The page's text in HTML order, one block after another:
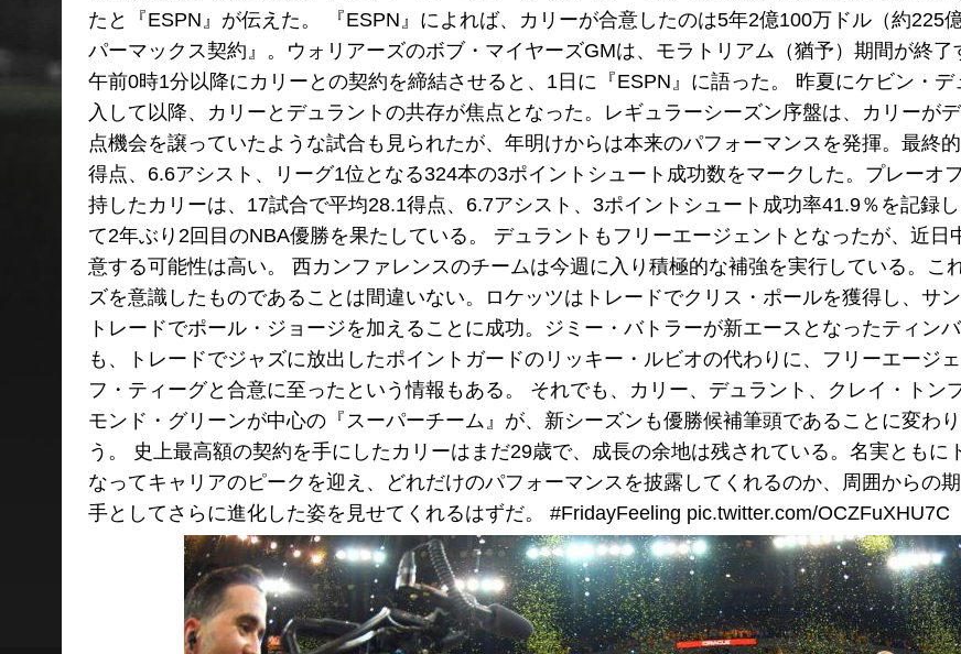
たと『ESPN』が伝えた。 『ESPN』によれば、カリーが合意したのは5年2億100万ドル（約225
パーマックス契約』。ウォリアーズのボブ・マイヤーズGMは、モラトリアム（猶予）期間が終了
午前0時1分以降にカリーとの契約を締結させると、1日に『ESPN』に語った。 昨夏にケビン・デ
入して以降、カリーとデュラントの共存が焦点となった。レギュラーシーズン序盤は、カリーが
点機会を譲っていたような試合も見られたが、年明けからは本来のパフォーマンスを発揮。最終
得点、6.6アシスト、リーグ1位となる324本の3ポイントシュート成功数をマークした。プレーオ
持したカリーは、17試合で平均28.1得点、6.7アシスト、3ポイントシュート成功率41.9％を記録
て2年ぶり2回目のNBA優勝を果たしている。 デュラントもフリーエージェントとなったが、近日
意する可能性は高い。 西カンファレンスのチームは今週に入り積極的な補強を実行している。こ
ズを意識したものであることは間違いない。ロケッツはトレードでクリス・ポールを獲得し、サ
トレードでポール・ジョージを加えることに成功。ジミー・バトラーが新エースとなったティン
も、トレードでジャズに放出したポイントガードのリッキー・ルビオの代わりに、フリーエージ
フ・ティーグと合意に至ったという情報もある。 それでも、カリー、デュラント、クレイ・トン
モンド・グリーンが中心の『スーパーチーム』が、新シーズンも優勝候補筆頭であることに変わ
う。 史上最高額の契約を手にしたカリーはまだ29歳で、成長の余地は残されている。名実ともに
なってキャリアのピークを迎え、どれだけのパフォーマンスを披露してくれるのか、周囲からの
手としてさらに進化した姿を見せてくれるはずだ。 #FridayFeeling pic.twitter.com/OCZFuXHU7C